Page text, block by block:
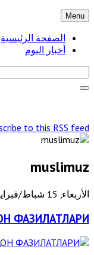
Menu
الصفحة الرئيسية
أخبار اليوم
to this RSS feed
muslimuz
الأربعاء, 15 شباط/فبراير 2017 00:00
ФАЗИЛАТЛАРИ